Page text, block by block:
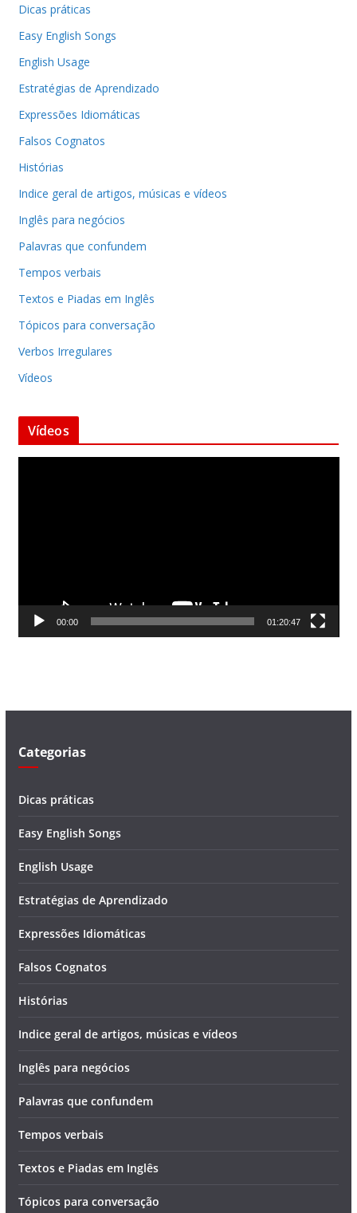
Dicas práticas
Easy English Songs
English Usage
Estratégias de Aprendizado
Expressões Idiomáticas
Falsos Cognatos
Histórias
Indice geral de artigos, músicas e vídeos
Inglês para negócios
Palavras que confundem
Tempos verbais
Textos e Piadas em Inglês
Tópicos para conversação
Verbos Irregulares
Vídeos
Vídeos
d
00:00 01:20:47
Categorias
Dicas práticas
Easy English Songs
English Usage
Estratégias de Aprendizado
Expressões Idiomáticas
Falsos Cognatos
Histórias
Indice geral de artigos, músicas e vídeos
Inglês para negócios
Palavras que confundem
Tempos verbais
Textos e Piadas em Inglês
Tópicos para conversação